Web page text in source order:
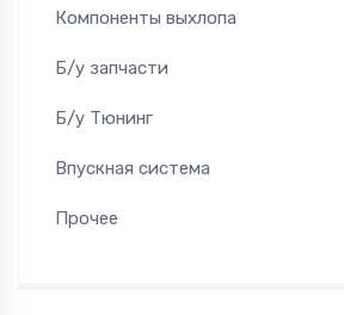
Компоненты выхлопа
Б/у запчасти
Б/у Тюнинг
Впускная система
Прочее